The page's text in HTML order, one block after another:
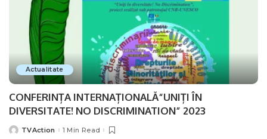
Actualitate
CONFERINȚA INTERNAȚIONALĂ“UNIȚI ÎN
DIVERSITATE! NO DISCRIMINATION” 2023
PostedTVAction 1 Min Read